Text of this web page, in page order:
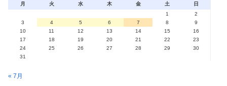
月 火 水 木 金 土
日
1
2
3
4 5 6 7 8
9
10
11 12 13 14 15
16
17
18 19 20 21 22
23
24
25 26 27 28 29
30
31
« 7月